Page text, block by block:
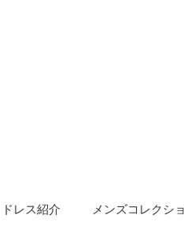
ドレス紹介 メンズコレクシ